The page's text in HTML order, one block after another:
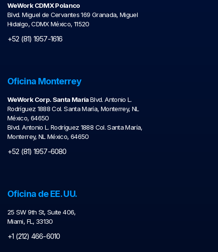
WeWork CDMX Polanco
Blvd. Miguel de Cervantes 169 Granada, Miguel
Hidalgo, CDMX México, 11520
+52 (81) 1957-1616
Oficina Monterrey
WeWork Corp. Santa MaríaBlvd. Antonio L.
Rodríguez 1888 Col. Santa María, Monterrey, NL
México, 64650
Blvd. Antonio L. Rodríguez 1888 Col. Santa María,
Monterrey, NL México, 64650
+52 (81) 1957-6080
Oficina de EE. UU.
25 SW 9th St, Suite 406,
Miami, FL, 33130
+1 (212) 466-6010